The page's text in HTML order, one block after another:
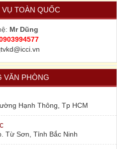
TOÀN QUỐC
Mr Dũng
VĂN PHÒNG
Hạnh Thông, Tp HCM
Từ Sơn, Tỉnh Bắc Ninh